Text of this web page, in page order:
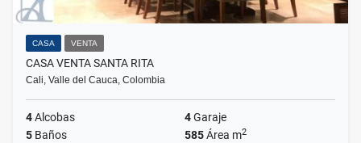
CASA VENTA
CASA VENTA SANTA RITA
Cali, Valle del Cauca, Colombia
4Alcobas 4Garaje
5 Baños 585Área m2